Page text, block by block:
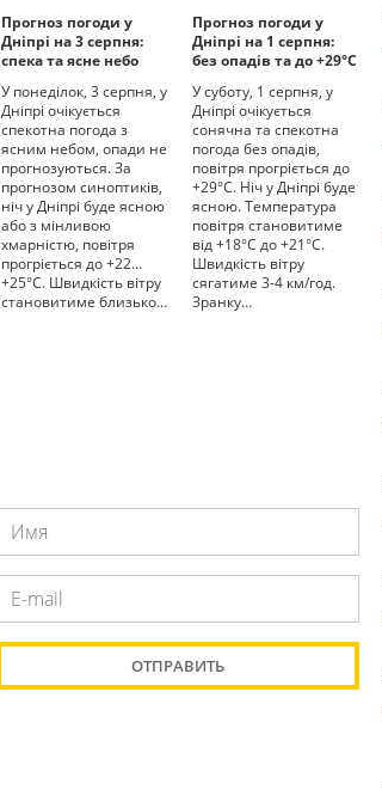
Прогноз погоди у
Дніпрі на 3 серпня:
спека та ясне небо
У понеділок, 3 серпня, у
Дніпрі очікується
спекотна погода з
ясним небом, опади не
прогнозуються. За
прогнозом синоптиків,
ніч у Дніпрі буде ясною
або з мінливою
хмарністю, повітря
прогріється до +22…
+25°С. Швидкість вітру
становитиме близько…
Прогноз погоди у
Дніпрі на 1 серпня:
без опадів та до +29°С
У суботу, 1 серпня, у
Дніпрі очікується
сонячна та спекотна
погода без опадів,
повітря прогріється до
+29°С. Ніч у Дніпрі буде
ясною. Температура
повітря становитиме
від +18°С до +21°С.
Швидкість вітру
сягатиме 3-4 км/год.
Зранку…